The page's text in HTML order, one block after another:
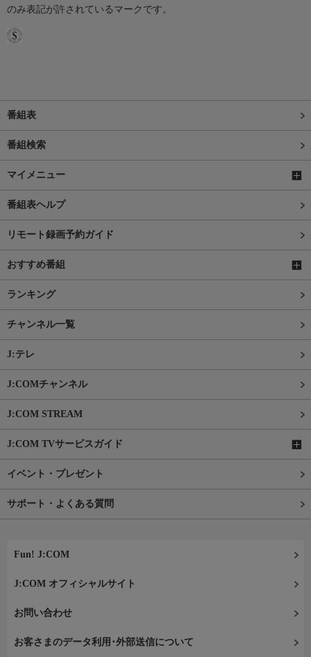
のみ表記が許されているマークです。
番組表
番組検索
マイメニュー
番組表ヘルプ
リモート録画予約ガイド
おすすめ番組
ランキング
チャンネル一覧
J:テレ
J:COMチャンネル
J:COM STREAM
J:COM TVサービスガイド
イベント・プレゼント
サポート・よくある質問
Fun! J:COM
J:COM オフィシャルサイト
お問い合わせ
お客さまのデータ利用･外部送信について